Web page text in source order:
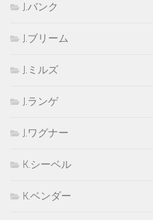
J.バンク
J.ブリーム
J.ミルズ
J.ランゲ
J.ワグナー
K.シーベル
K.ベンダー